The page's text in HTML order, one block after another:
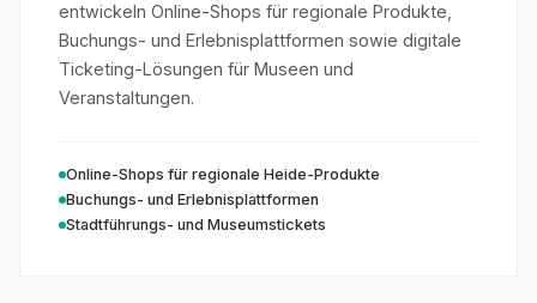
entwickeln Online-Shops für regionale Produkte,
Buchungs- und Erlebnisplattformen sowie digitale
Ticketing-Lösungen für Museen und
Veranstaltungen.
Online-Shops für regionale Heide-Produkte
Buchungs- und Erlebnisplattformen
Stadtführungs- und Museumstickets